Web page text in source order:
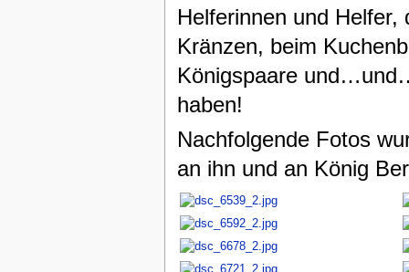
Helferinnen und
Kränzen, beim
Königspaare
haben!
Nachfolgende Fotos
an ihn und an König